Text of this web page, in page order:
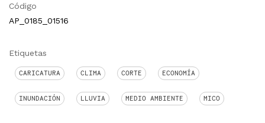
Código
AP_0185_01516
Etiquetas
CARICATURA CLIMA CORTE ECONOMÍA
INUNDACIÓN LLUVIA MEDIO AMBIENTE MICO